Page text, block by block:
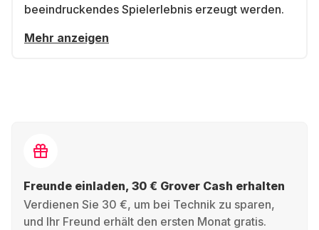
beeindruckendes Spielerlebnis erzeugt werden.
Mehr anzeigen
Freunde einladen, 30 € Grover Cash erhalten
Verdienen Sie 30 €, um bei Technik zu sparen,
und Ihr Freund erhält den ersten Monat gratis.